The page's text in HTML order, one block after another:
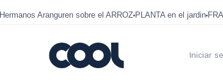
Hermanos Aranguren sobre el ARROZ PLANTA en el jardin
Iniciar